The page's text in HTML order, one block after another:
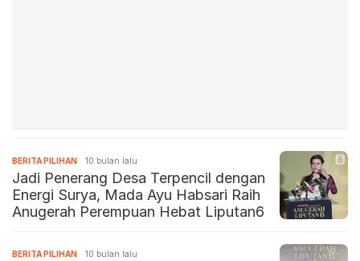
BERITA PILIHAN 10 bulan lalu
Jadi Penerang Desa Terpencil dengan
Energi Surya, Mada Ayu Habsari Raih
Anugerah Perempuan Hebat Liputan6
BERITA PILIHAN 10 bulan lalu